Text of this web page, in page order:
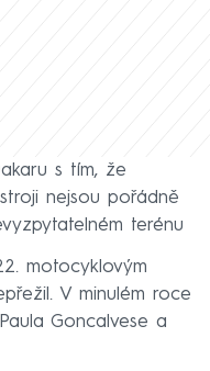
s tím, že
nejsou pořádně
terénu
motocyklovým
V minulém roce
Goncalvese a